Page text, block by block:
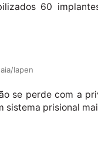
60
Iapen
se perde com a
prisional